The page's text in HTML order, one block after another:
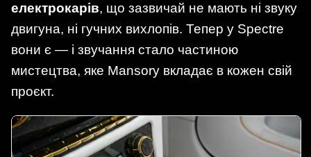
електрокарів, що зазвичай не мають ні звуку
двигуна, ні гучних вихлопів. Тепер у Spectre
вони є — і звучання стало частиною
мистецтва, яке Mansory вкладає в кожен свій
проєкт.